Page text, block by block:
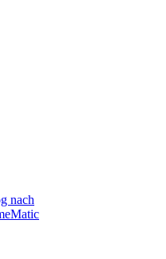
nach